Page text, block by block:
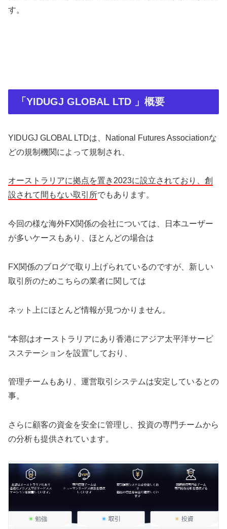
す。
「YIDUGJ GLOBAL LTD 」概要
YIDUGJ GLOBAL LTDは、National Futures Associationな
どの規制機関によって規制され、
オーストラリアに拠点を置き2023に設立されており、創
設されて間もない取引所でもあります。
今回の様な海外FX関係の会社については、日本ユーザー
が多いケースもあり、ほとんどの場合は
FX関係のブログで取り上げられているのですが、新しい
取引所のためこちらの業者に関しては
ネット上にほとんど情報が見つかりません。
“本部はオーストラリアにあり香港にアジア太平洋サービ
スステーションを設置”しており、
管理チームもあり、運営取引システムは安定しているとの
事。
さらに顧客の資金を安全に管理し、投資の専門チームから
の分析も提供されています。